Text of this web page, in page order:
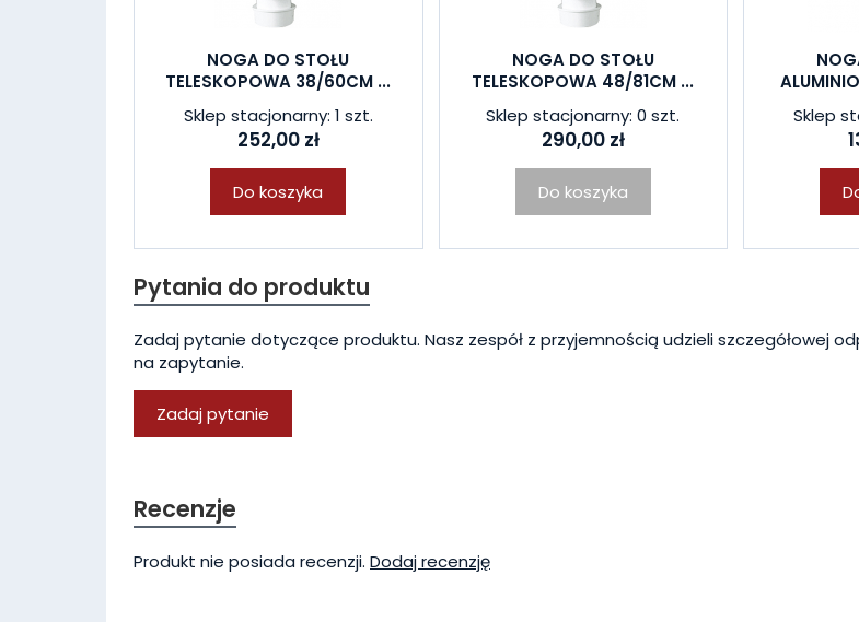
NOGA DO STOŁU
TELESKOPOWA 38/60CM ...
Sklep stacjonarny: 1 szt.
252,00 zł
Do koszyka
NOGA DO STOŁU
TELESKOPOWA 48/81CM ...
Sklep stacjonarny: 0 szt.
290,00 zł
Do koszyka
Sklep
Pytania do produktu
Zadaj pytanie dotyczące produktu. Nasz zespół z przyjemnością udzieli szczegółowej
na zapytanie.
Zadaj pytanie
Recenzje
Produkt nie posiada recenzji. Dodaj recenzję